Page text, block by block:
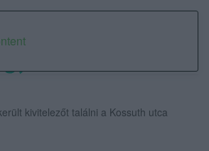
kivitelezőt találni a Kossuth utca